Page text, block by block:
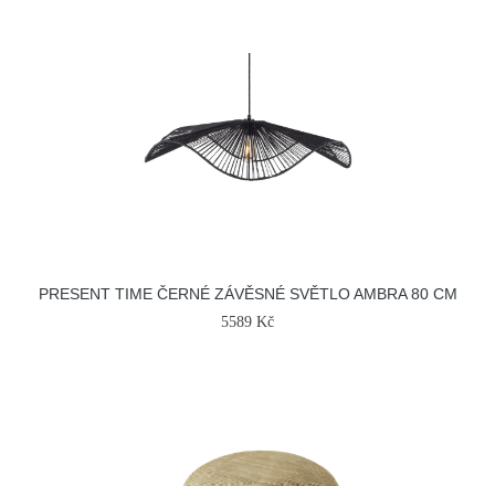
PRESENT TIME ČERNÉ ZÁVĚSNÉ SVĚTLO AMBRA 80 CM
5589 Kč